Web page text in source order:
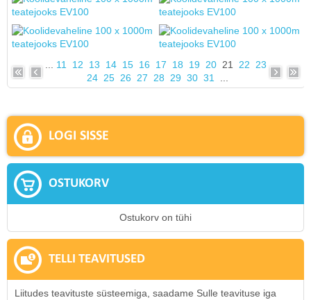
11 12 13 14 15 16 17 18 19 20 21 22
23
24 25 26 27 28 29 30 31
LOGI SISSE
OSTUKORV
Ostukorv on tühi
TELLI TEAVITUSED
Liitudes teavituste süsteemiga, saadame Sulle teavituse iga